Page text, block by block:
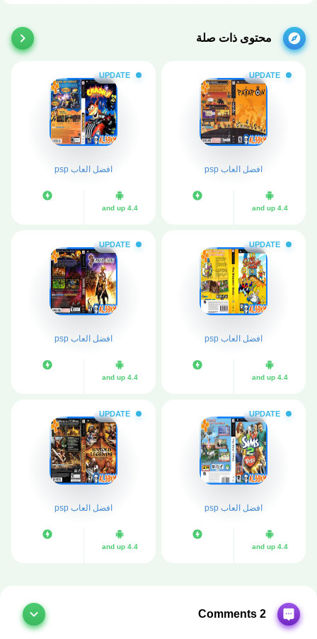
محتوى ذات صلة
UPDATE
افضل العاب psp
4.4 and up
UPDATE
افضل العاب psp
4.4 and up
UPDATE
افضل العاب psp
4.4 and up
UPDATE
افضل العاب psp
4.4 and up
UPDATE
افضل العاب psp
4.4 and up
UPDATE
افضل العاب psp
4.4 and up
2 Comments